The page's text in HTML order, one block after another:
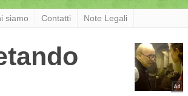
siamo Contatti Note Legali